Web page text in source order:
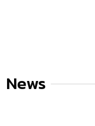
News